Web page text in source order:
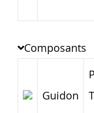
Composants
Guidon